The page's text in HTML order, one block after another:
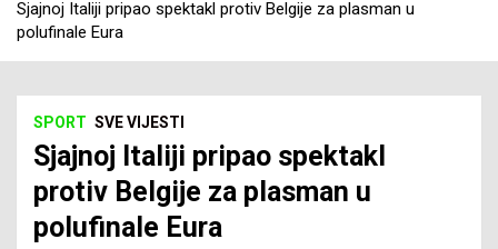
Sjajnoj Italiji pripao spektakl protiv Belgije za plasman u
polufinale Eura
SPORT SVE VIJESTI
Sjajnoj Italiji pripao spektakl
protiv Belgije za plasman u
polufinale Eura